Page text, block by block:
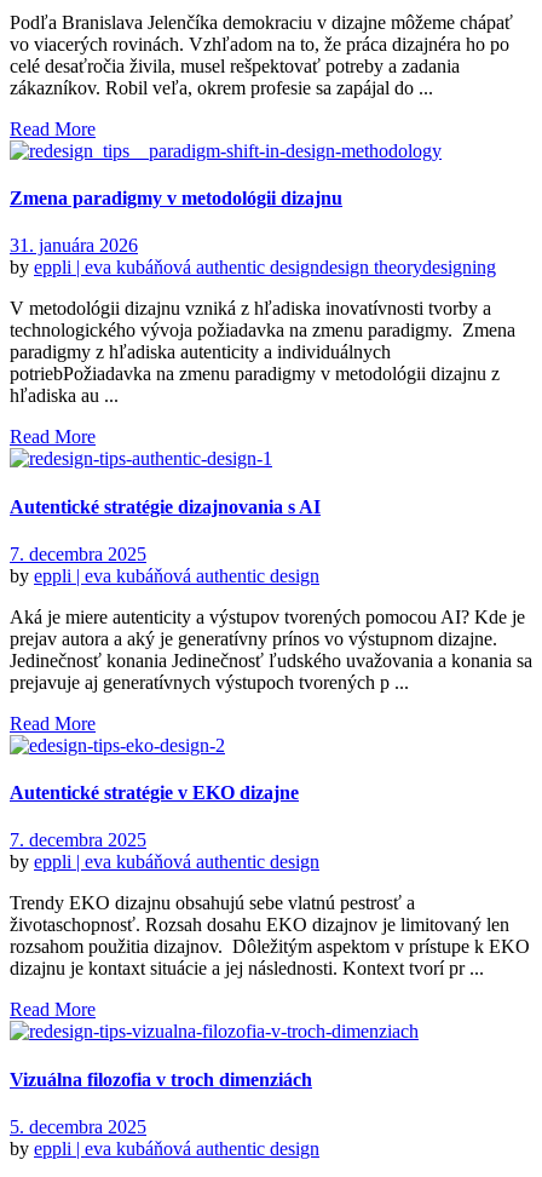
Podľa Branislava Jelenčíka demokraciu v dizajne môžeme chápať
vo viacerých rovinách. Vzhľadom na to, že práca dizajnéra ho po
celé desaťročia živila, musel rešpektovať potreby a zadania
zákazníkov. Robil veľa, okrem profesie sa zapájal do ...
Read More
Zmena paradigmy v metodológii dizajnu
31. januára 2026
by eppli | eva kubáňová authentic designdesign theorydesigning
V metodológii dizajnu vzniká z hľadiska inovatívnosti tvorby a
technologického vývoja požiadavka na zmenu paradigmy. Zmena
paradigmy z hľadiska autenticity a individuálnych
potriebPožiadavka na zmenu paradigmy v metodológii dizajnu z
hľadiska au ...
Read More
Autentické stratégie dizajnovania s AI
7. decembra 2025
by eppli | eva kubáňová authentic design
Aká je miere autenticity a výstupov tvorených pomocou AI? Kde je
prejav autora a aký je generatívny prínos vo výstupnom dizajne.
Jedinečnosť konania Jedinečnosť ľudského uvažovania a konania sa
prejavuje aj generatívnych výstupoch tvorených p ...
Read More
Autentické stratégie v EKO dizajne
7. decembra 2025
by eppli | eva kubáňová authentic design
Trendy EKO dizajnu obsahujú sebe vlatnú pestrosť a
životaschopnosť. Rozsah dosahu EKO dizajnov je limitovaný len
rozsahom použitia dizajnov. Dôležitým aspektom v prístupe k EKO
dizajnu je kontaxt situácie a jej následnosti. Kontext tvorí pr ...
Read More
Vizuálna filozofia v troch dimenziách
5. decembra 2025
by eppli | eva kubáňová authentic design